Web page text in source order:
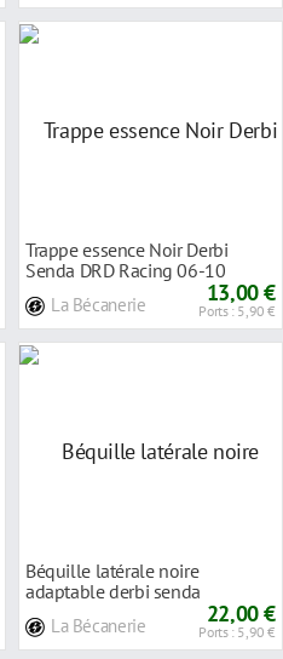
Trappe essence Noir Derbi
Senda DRD Racing 06-10
La Bécanerie 13,00 €
Ports : 5,90 €
Béquille latérale noire
adaptable derbi senda
La Bécanerie 22,00 €
Ports : 5,90 €